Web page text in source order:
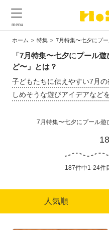
ホーム 特集 7月特集〜七夕にプ
「7月特集〜七夕にプール
ど〜」とは？
子どもたちに伝えやすい7月
しめそうな遊びアイデアなど
7月特集〜七夕にプール
187件中1-24件
人気順